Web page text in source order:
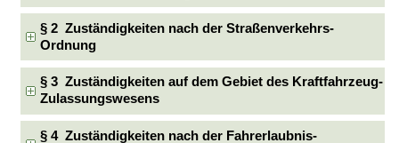
§ 2 Zuständigkeiten nach der Straßenverkehrs-
Ordnung
§ 3 Zuständigkeiten auf dem Gebiet des Kraftfahrzeug-
Zulassungswesens
§ 4 Zuständigkeiten nach der Fahrerlaubnis-